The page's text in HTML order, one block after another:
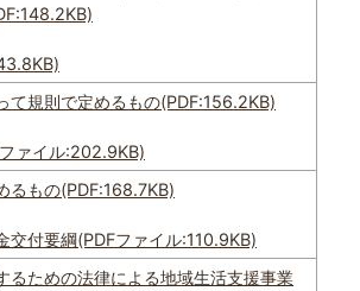
て規則で定めるもの(PDF:156.2KB)
ァイル:202.9KB)
るもの(PDF:168.7KB)
交付要綱(PDFファイル:110.9KB)
るための法律による地域生活支援事業